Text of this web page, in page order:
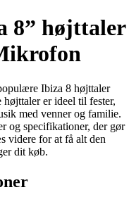
8” højttaler
Ibiza 8 højttaler
er ideel til fester,
med venner og familie.
og specifikationer, der gør
videre for at få alt den
dit køb.